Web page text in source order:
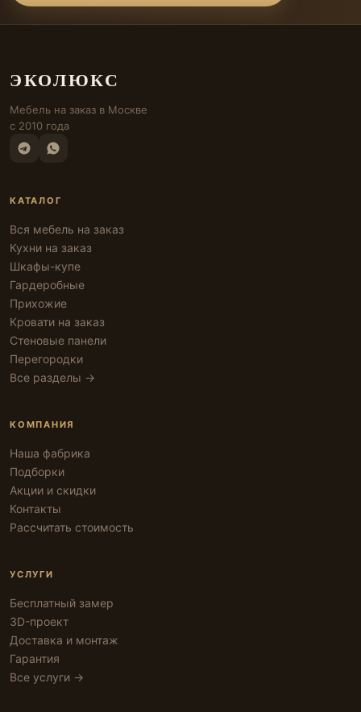
ЭКОЛЮКС
Мебель на заказ в Москве
с 2010 года
КАТАЛОГ
Вся мебель на заказ
Кухни на заказ
Шкафы-купе
Гардеробные
Прихожие
Кровати на заказ
Стеновые панели
Перегородки
Все разделы →
КОМПАНИЯ
Наша фабрика
Подборки
Акции и скидки
Контакты
Рассчитать стоимость
УСЛУГИ
Бесплатный замер
3D-проект
Доставка и монтаж
Гарантия
Все услуги →